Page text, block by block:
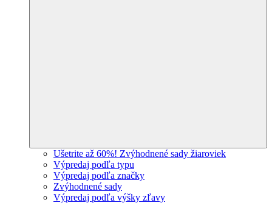
Ušetrite až 60%! Zvýhodnené sady žiaroviek
Výpredaj podľa typu
Výpredaj podľa značky
Zvýhodnené sady
Výpredaj podľa výšky zľavy